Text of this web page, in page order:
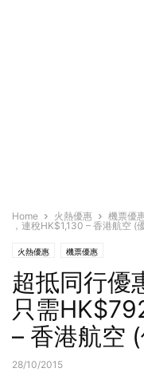
Home 火熱優惠 機票優
，連稅HK$1,130 – 香港航空 (
火熱優惠 機票優惠
超抵同行優
只需
– 香港航空
28/10/2015